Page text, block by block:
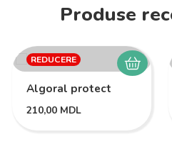
Produse
REDUCERE
Algoral protect
210,00 MDL